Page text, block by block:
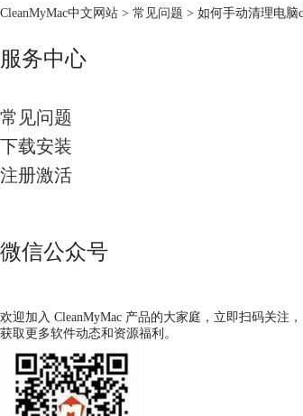
CleanMyMac中文网站 > 常见问题 > 如何手动清理电脑
服务中心
常见问题
下载安装
注册激活
微信公众号
欢迎加入 CleanMyMac 产品的大家庭，立即扫码关注，
获取更多软件动态和资源福利。